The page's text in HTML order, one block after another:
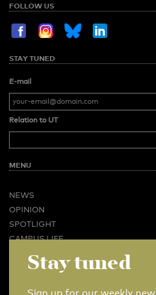
FOLLOW US
STAY TUNED
E-mail
Relation to UT
MENU
NEWS
OPINION
SPOTLIGHT
CAMPUS LIFE
BUSINESS & CAREER
Stay tuned